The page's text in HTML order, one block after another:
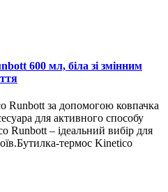
600 мл, біла зі змінним
Runbott за допомогою ковпачка
для активного способу
Runbott – ідеальний вибір для
термос Kinetico